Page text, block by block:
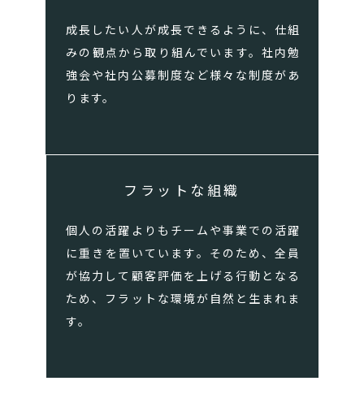
成長したい人が成長できるように、仕組
みの観点から取り組んでいます。社内勉
強会や社内公募制度など様々な制度があ
ります。
フラットな組織
個人の活躍よりもチームや事業での活躍
に重きを置いています。そのため、全員
が協力して顧客評価を上げる行動となる
ため、フラットな環境が自然と生まれま
す。